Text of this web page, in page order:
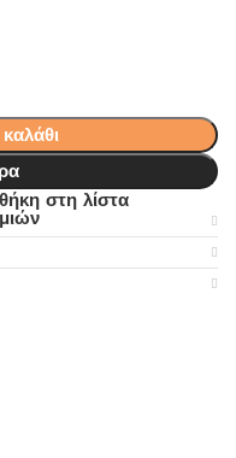
στη λίστα